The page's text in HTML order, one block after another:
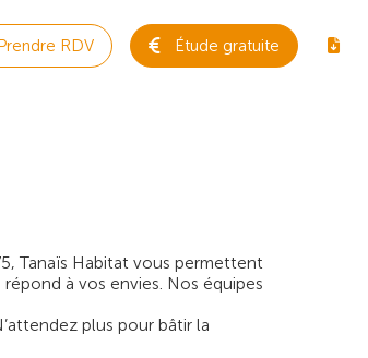
RDV Étude gratuite
Tanaïs Habitat vous permettent
à vos envies. Nos équipes
plus pour bâtir la